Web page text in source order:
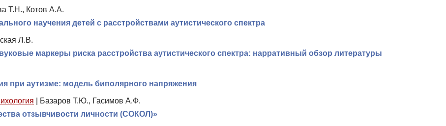
Т.Н., Котов А.А.
научения детей с расстройствами аутистического спектра
Л.В.
маркеры риска расстройства аутистического спектра: нарративный обзор литературы
при аутизме: модель биполярного напряжения
Базаров Т.Ю., Гасимов А.Ф.
отзывчивости личности (СОКОЛ)»